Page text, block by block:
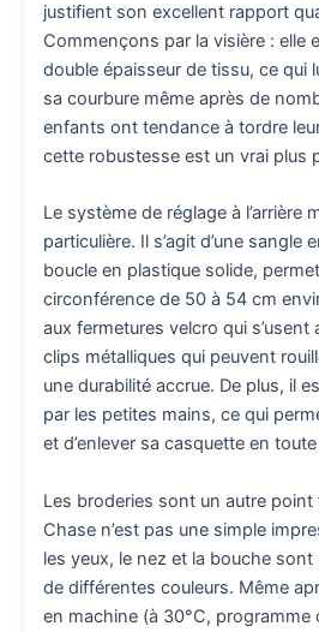
justifient son excellent rapport
Commençons par la visière : elle
double épaisseur de tissu, ce qui
sa courbure même après de
enfants ont tendance à tordre
cette robustesse est un vrai plus
Le système de réglage à l’arrière
particulière. Il s’agit d’une sangle
boucle en plastique solide,
circonférence de 50 à 54 cm
aux fermetures velcro qui s’usent
clips métalliques qui peuvent
une durabilité accrue. De plus, il
par les petites mains, ce qui
et d’enlever sa casquette en
Les broderies sont un autre
Chase n’est pas une simple
les yeux, le nez et la bouche
de différentes couleurs. Même
en machine (à 30°C, programme